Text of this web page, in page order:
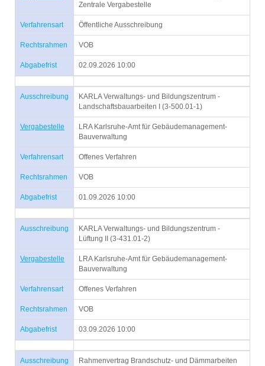
Zentrale Vergabestelle
Verfahrensart Öffentliche Ausschreibung
Rechtsrahmen VOB
Abgabefrist 02.09.2026 10:00
Ausschreibung
KARLA Verwaltungs- und Bildungszentrum -
Landschaftsbauarbeiten I (3-500.01-1)
Vergabestelle
LRA Karlsruhe-Amt für Gebäudemanagement-
Bauverwaltung
Verfahrensart Offenes Verfahren
Rechtsrahmen VOB
Abgabefrist 01.09.2026 10:00
Ausschreibung
KARLA Verwaltungs- und Bildungszentrum -
Lüftung II (3-431.01-2)
Vergabestelle
LRA Karlsruhe-Amt für Gebäudemanagement-
Bauverwaltung
Verfahrensart Offenes Verfahren
Rechtsrahmen VOB
Abgabefrist 03.09.2026 10:00
Ausschreibung
Rahmenvertrag Brandschutz- und Dämmarbeiten